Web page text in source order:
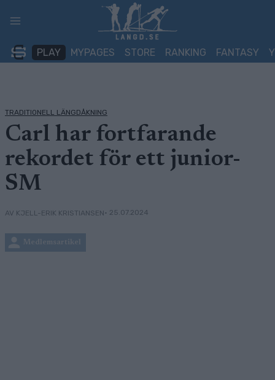
PLAY MYPAGES STORE RANKING FANTASY
TRADITIONELL LÄNGDÅKNING
Carl har fortfarande
rekordet för ett junior-
SM
AV KJELL-ERIK KRISTIANSEN• 25.07.2024
Medlemsartikel